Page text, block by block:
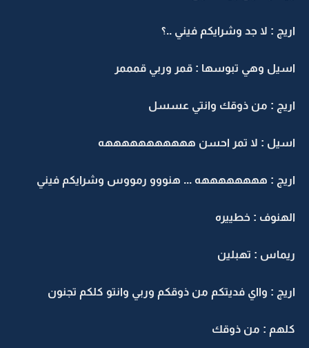
اريج : لا جد وشرايكم فيني ..؟
اسيل وهي تبوسها : قمر وربي قمممر
اريج : من ذوقك وانتي عسسل
اسيل : لا تمر احسن هههههههههههه
اريج : ههههههههه ... هنووو رمووس وشرايكم فيني
الهنوف : خطييره
ريماس : تهبلين
اريج : وااي فديتكم من ذوقكم وربي وانتو كلكم تجنون
كلهم : من ذوقك